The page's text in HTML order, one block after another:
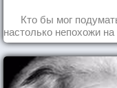
Кто бы мог
настолько непохожи
что